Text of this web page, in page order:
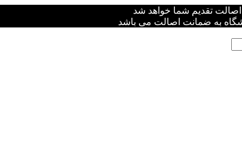
تقدیم شما خواهد شد
به ضمانت اصالت می باشد